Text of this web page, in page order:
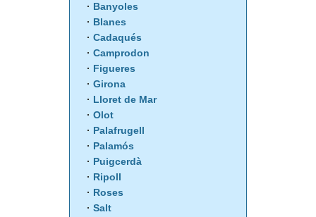
Banyoles
Blanes
Cadaqués
Camprodon
Figueres
Girona
Lloret de Mar
Olot
Palafrugell
Palamós
Puigcerdà
Ripoll
Roses
Salt